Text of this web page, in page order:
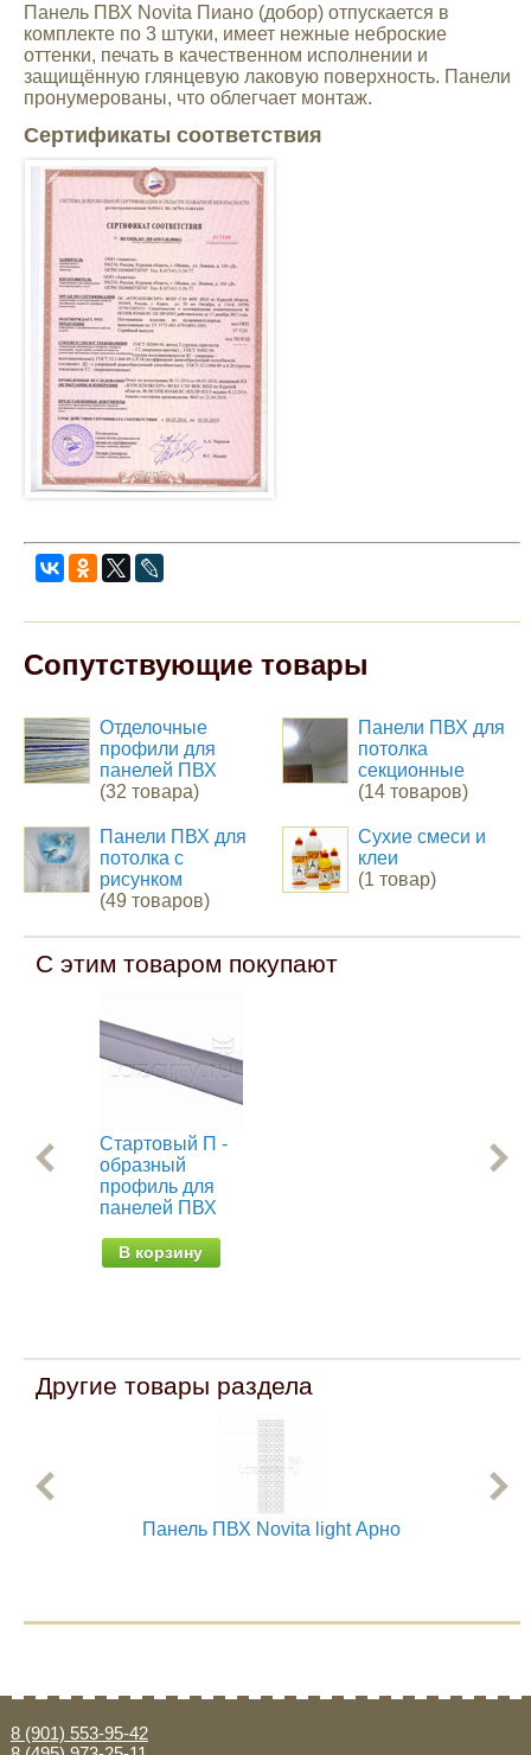
Панель ПВХ Novita Пиано (добор) отпускается в
комплекте по 3 штуки, имеет нежные неброские
оттенки, печать в качественном исполнении и
защищённую глянцевую лаковую поверхность. Панели
пронумерованы, что облегчает монтаж.
Сертификаты соответствия
Сопутствующие товары
Отделочные
профили для
панелей ПВХ
(32 товара)
Панели ПВХ для
потолка
секционные
(14 товаров)
Панели ПВХ для
потолка с
рисунком
(49 товаров)
Сухие смеси и
клеи
(1 товар)
С этим товаром покупают
Стартовый П -
образный
профиль для
панелей ПВХ
В корзину
Другие товары раздела
Панель ПВХ Novita light Арно
8 (901) 553-95-42
УАЗ
Дополнительные товары